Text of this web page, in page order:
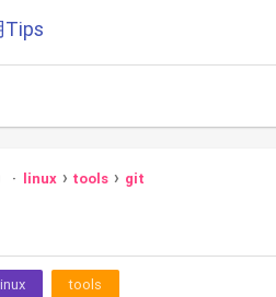
Tips
linux tools git
tools